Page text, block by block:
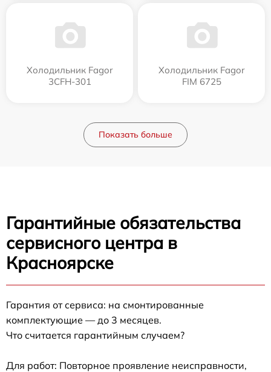
Холодильник Fagor
3CFH-301
Холодильник Fagor
FIM 6725
Показать больше
Гарантийные обязательства
сервисного центра в
Красноярске
Гарантия от сервиса: на смонтированные
комплектующие — до 3 месяцев.
Что считается гарантийным случаем?
Для работ: Повторное проявление неисправности,